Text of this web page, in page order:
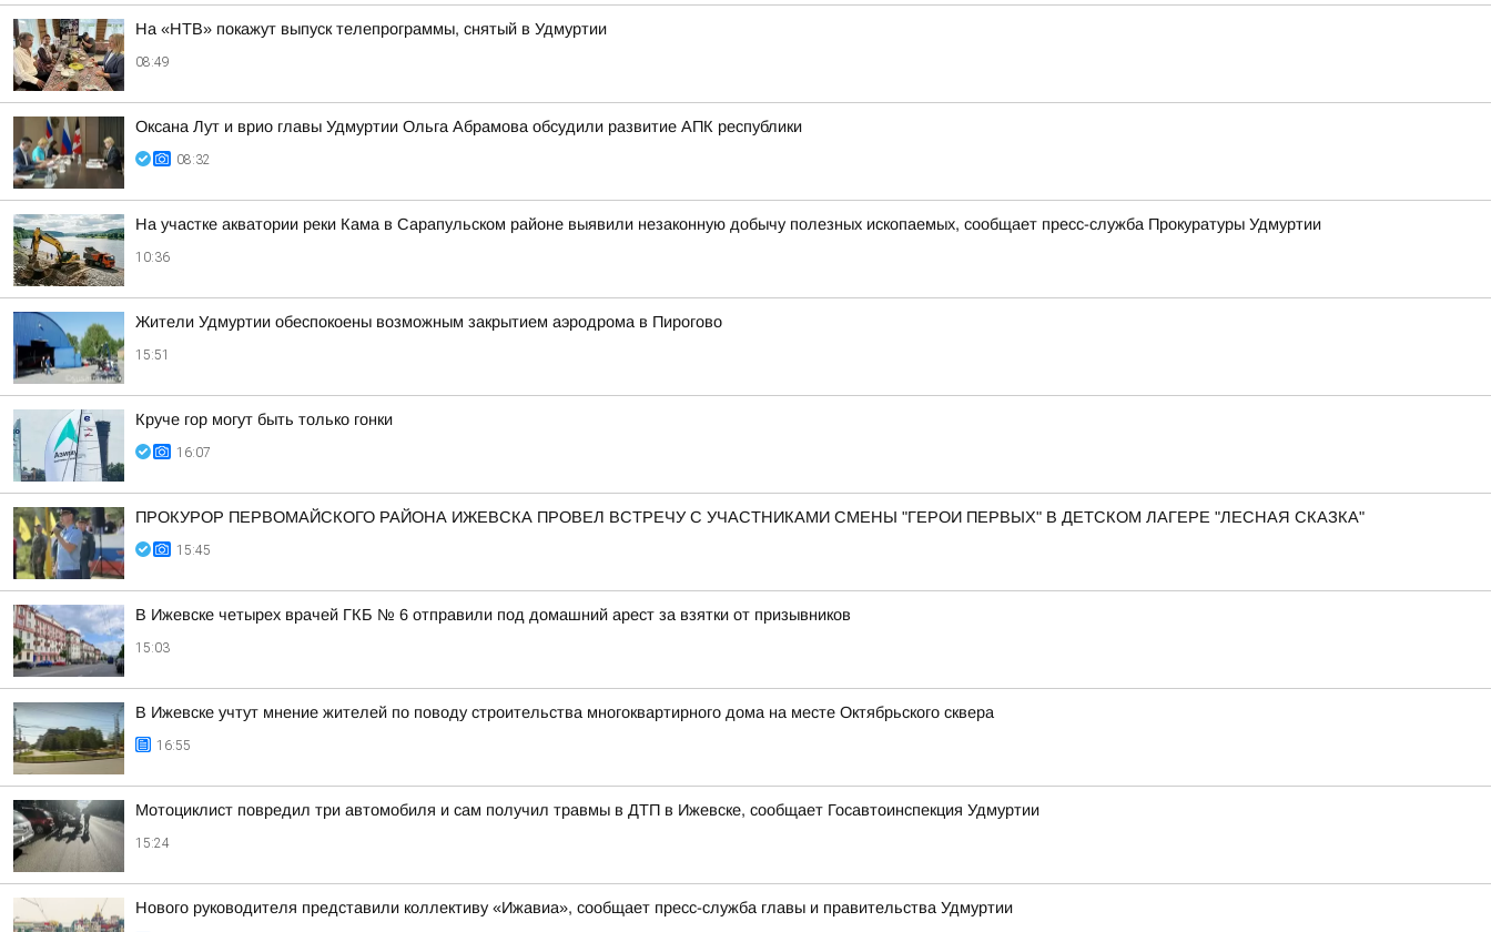
На «НТВ» покажут выпуск телепрограммы, снятый в Удмуртии
08:49
Оксана Лут и врио главы Удмуртии Ольга Абрамова обсудили развитие АПК республики
08:32
На участке акватории реки Кама в Сарапульском районе выявили незаконную добычу полезных ископаемых, сообщает пресс-служба Прокуратуры Удмуртии
10:36
Жители Удмуртии обеспокоены возможным закрытием аэродрома в Пирогово
15:51
Круче гор могут быть только гонки
16:07
ПРОКУРОР ПЕРВОМАЙСКОГО РАЙОНА ИЖЕВСКА ПРОВЕЛ ВСТРЕЧУ С УЧАСТНИКАМИ СМЕНЫ "ГЕРОИ ПЕРВЫХ" В ДЕТСКОМ ЛАГЕРЕ "ЛЕСНАЯ СКАЗКА"
15:45
В Ижевске четырех врачей ГКБ № 6 отправили под домашний арест за взятки от призывников
15:03
В Ижевске учтут мнение жителей по поводу строительства многоквартирного дома на месте Октябрьского сквера
16:55
Мотоциклист повредил три автомобиля и сам получил травмы в ДТП в Ижевске, сообщает Госавтоинспекция Удмуртии
15:24
Нового руководителя представили коллективу «Ижавиа», сообщает пресс-служба главы и правительства Удмуртии